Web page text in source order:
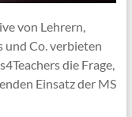
von Lehrern,
und Co. verbieten
die Frage,
Einsatz der MS